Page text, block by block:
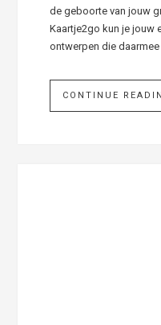
de geboorte van jouw
Kaartje2go kun je jouw
ontwerpen die daarmee
CONTINUE